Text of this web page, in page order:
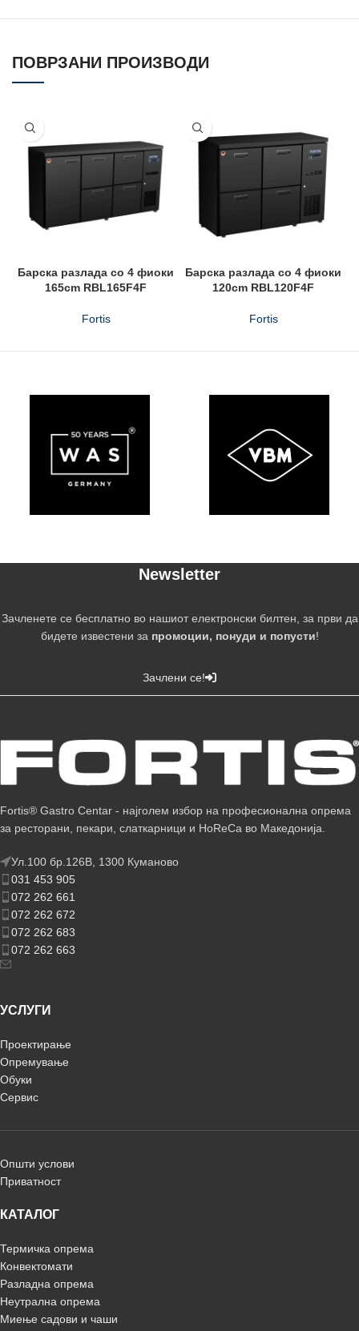
ПОВРЗАНИ ПРОИЗВОДИ
Барска разлада со 4 фиоки
165cm RBL165F4F
Fortis
Барска разлада со 4 фиоки
120cm RBL120F4F
Fortis
Newsletter
Зачленете се бесплатно во нашиот електронски билтен, за први да
бидете известени за промоции, понуди и попусти!
Зачлени се!
Fortis® Gastro Centar - најголем избор на професионална опрема
за ресторани, пекари, слаткарници и HoReCa во Македонија.
Ул.100 бр.126В, 1300 Куманово
031 453 905
072 262 661
072 262 672
072 262 683
072 262 663
УСЛУГИ
Проектирање
Опремување
Обуки
Сервис
Општи услови
Приватност
КАТАЛОГ
Термичка опрема
Конвектомати
Разладна опрема
Неутрална опрема
Миење садови и чаши